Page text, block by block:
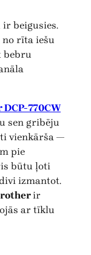
ir beigusies.
no rīta iešu
bebru
770CW
sen gribēju
vienkārša —
pie
būtu ļoti
izmantot.
ir
ar tīklu